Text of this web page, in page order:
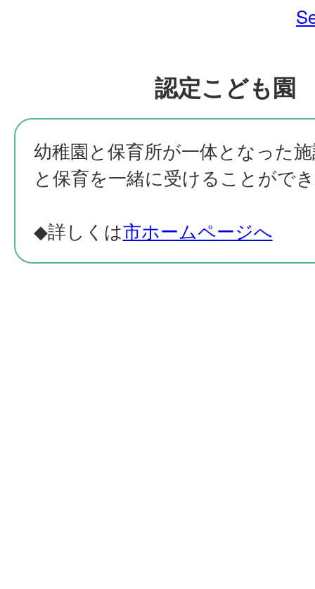
認定こども園
幼稚園と保育所が一体となった
と保育を一緒に受けることがで
◆詳しくは市ホームページへ